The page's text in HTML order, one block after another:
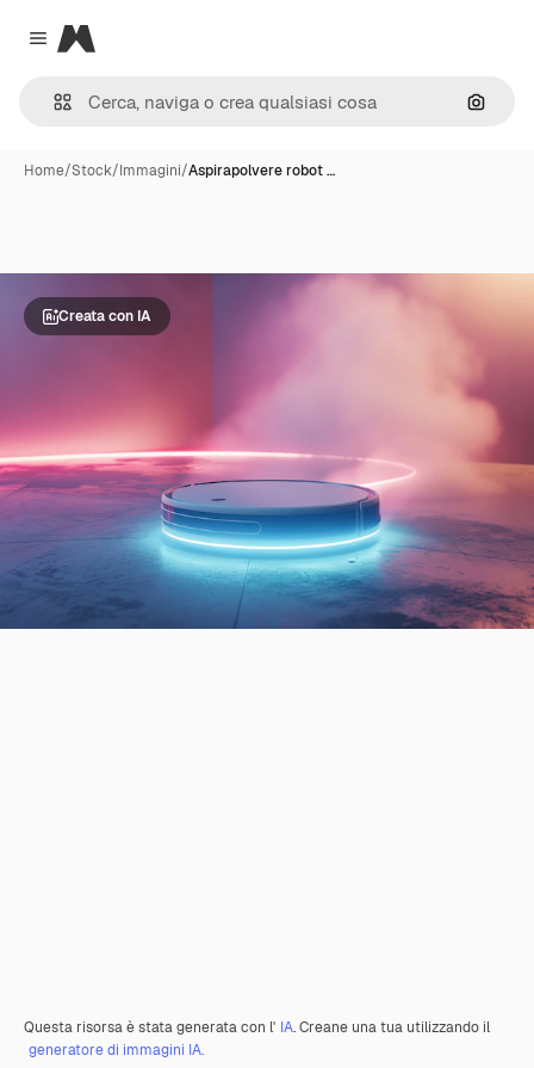
Close menu
Magnific
Cerca
Home/Stock/Immagini/Aspirapolvere robot …
Creata con IA
Questa risorsa è stata generata con l' IA. Creane una tua utilizzando il
generatore di immagini IA.